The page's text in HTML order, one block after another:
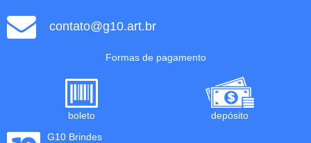
contato@g10.art.br
Formas de pagamento
boleto
depósito
G10 Brindes